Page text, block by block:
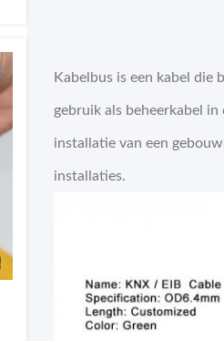
Kabelbus is een kabel die
gebruik als beheerkabel in
installatie van een
installaties.